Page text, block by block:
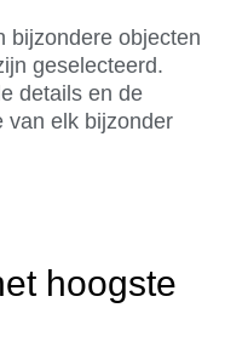
bijzondere objecten
geselecteerd.
details en de
van elk bijzonder
hoogste